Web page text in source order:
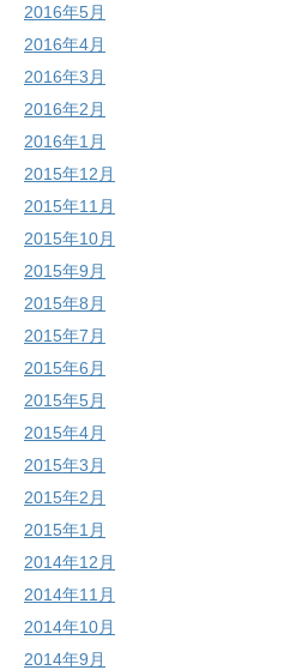
2016年5月
2016年4月
2016年3月
2016年2月
2016年1月
2015年12月
2015年11月
2015年10月
2015年9月
2015年8月
2015年7月
2015年6月
2015年5月
2015年4月
2015年3月
2015年2月
2015年1月
2014年12月
2014年11月
2014年10月
2014年9月